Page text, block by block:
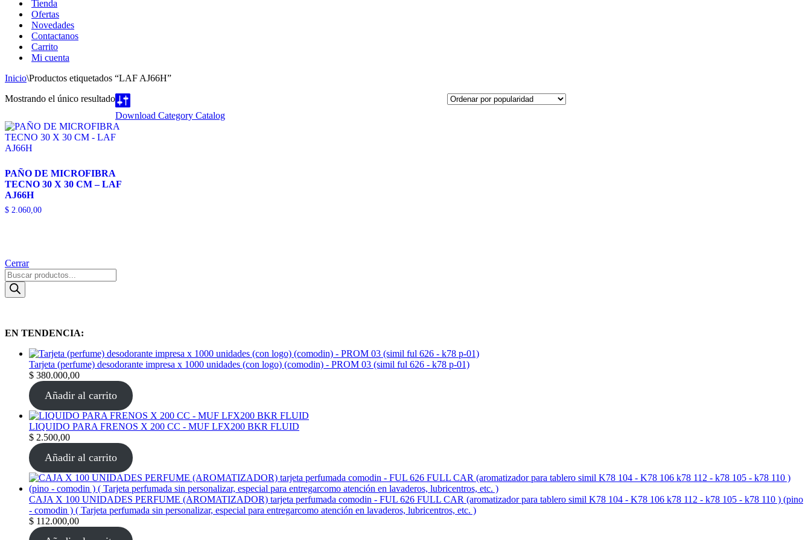
Tienda
Ofertas
Novedades
Contactanos
Carrito
Mi cuenta
Inicio\Productos etiquetados “LAF AJ66H”
Mostrando el único resultado
Download Category Catalog
PAÑO DE MICROFIBRA
TECNO 30 X 30 CM – LAF
AJ66H
$ 2.060,00
Cerrar
Products
search
EN TENDENCIA:
Tarjeta (perfume) desodorante impresa x 1000 unidades (con logo) (comodin) - PROM 03 (simil ful 626 - k78 p-01)
$ 380.000,00
Añadir al carrito
LIQUIDO PARA FRENOS X 200 CC - MUF LFX200 BKR FLUID
$ 2.500,00
Añadir al carrito
CAJA X 100 UNIDADES PERFUME (AROMATIZADOR) tarjeta perfumada comodin - FUL 626 FULL CAR (aromatizador para tablero simil K78 104 - K78 106 k78 112 - k78 105 - k78 110 ) (pino
- comodin ) ( Tarjeta perfumada sin personalizar, especial para entregarcomo atención en lavaderos, lubricentros, etc. )
$ 112.000,00